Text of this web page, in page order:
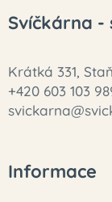
Svíčkárna -
Krátká 331,
+420 603 103
Informace